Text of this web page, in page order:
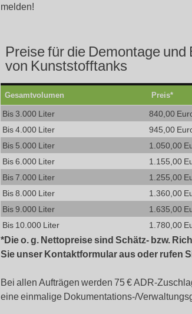
melden!
Preise für die Demontage und
von Kunststofftanks
Gesamtvolumen Preis*
Bis 3.000 Liter
840,00
Bis 4.000 Liter
945,00
Bis 5.000 Liter
1.050,00
Bis 6.000 Liter
1.155,00
Bis 7.000 Liter
1.255,00
Bis 8.000 Liter
1.360,00
Bis 9.000 Liter
1.635,00
Bis 10.000 Liter
1.780,00
*Die o. g. Nettopreise sind Schätz- bzw.
Sie unser Kontaktformular aus oder rufen
Bei allen Aufträgen werden 75 € ADR-
eine einmalige Dokumentations-/